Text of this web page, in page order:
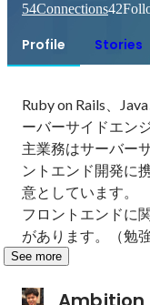
54Connections42
Profile Stories
Ruby on Rails、
ーバーサイドエン
主業務はサーバー
ントエンド開発に
意としています。
フロントエンドに
があります。（勉
See more